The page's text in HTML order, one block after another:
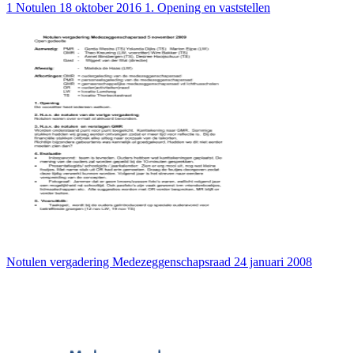
1 Notulen 18 oktober 2016 1. Opening en vaststellen
Notulen vergadering Medezeggenschapsraad 24 januari 2008